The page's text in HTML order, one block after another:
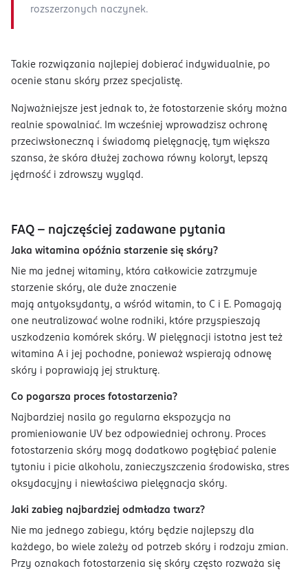
rozszerzonych naczynek.
Takie rozwiązania najlepiej dobierać indywidualnie, po
ocenie stanu skóry przez specjalistę.
Najważniejsze jest jednak to, że fotostarzenie skóry można
realnie spowalniać. Im wcześniej wprowadzisz ochronę
przeciwsłoneczną i świadomą pielęgnację, tym większa
szansa, że skóra dłużej zachowa równy koloryt, lepszą
jędrność i zdrowszy wygląd.
FAQ – najczęściej zadawane pytania
Jaka witamina opóźnia starzenie się skóry?
Nie ma jednej witaminy, która całkowicie zatrzymuje
starzenie skóry, ale duże znaczenie
mają antyoksydanty, a wśród witamin, to C i E. Pomagają
one neutralizować wolne rodniki, które przyspieszają
uszkodzenia komórek skóry. W pielęgnacji istotna jest też
witamina A i jej pochodne, ponieważ wspierają odnowę
skóry i poprawiają jej strukturę.
Co pogarsza proces fotostarzenia?
Najbardziej nasila go regularna ekspozycja na
promieniowanie UV bez odpowiedniej ochrony. Proces
fotostarzenia skóry mogą dodatkowo pogłębiać palenie
tytoniu i picie alkoholu, zanieczyszczenia środowiska, stres
oksydacyjny i niewłaściwa pielęgnacja skóry.
Jaki zabieg najbardziej odmładza twarz?
Nie ma jednego zabiegu, który będzie najlepszy dla
każdego, bo wiele zależy od potrzeb skóry i rodzaju zmian.
Przy oznakach fotostarzenia się skóry często rozważa się